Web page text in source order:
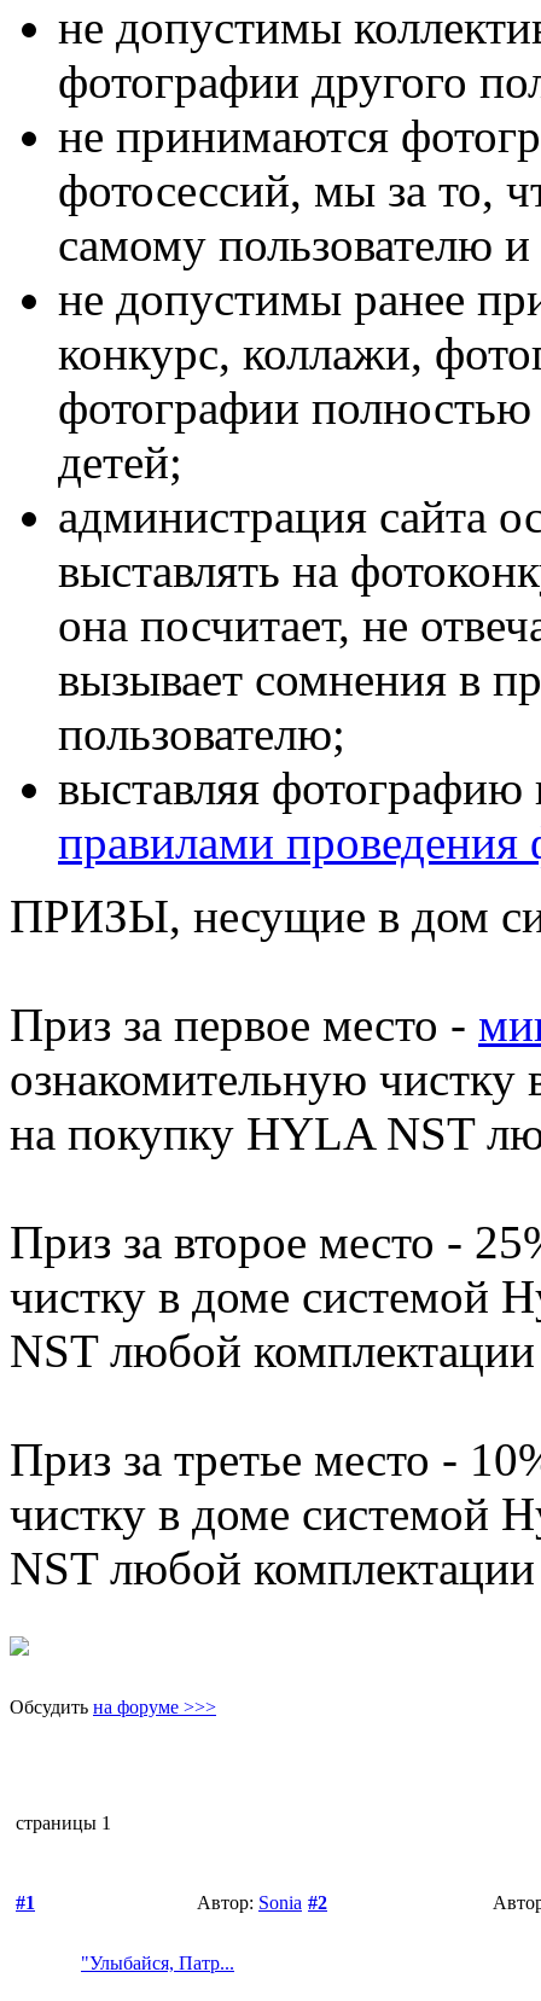
не допустимы
фотографии другого
не принимаются
фотосессий, мы за то,
самому пользователю
не допустимы ранее
конкурс, коллажи,
фотографии
детей;
администрация сайта
выставлять на
она посчитает, не
вызывает сомнения в
пользователю;
выставляя фотографию
правилами проведения
ПРИЗЫ, несущие в дом
Приз за первое место -
ознакомительную чистку
на покупку HYLA NST
Приз за второе место -
чистку в доме системой
NST любой
Приз за третье место -
чистку в доме системой
NST любой
Обсудить на форуме >>>
страницы 1
#1 Автор: Sonia
"Улыбайся, Патр...
#2